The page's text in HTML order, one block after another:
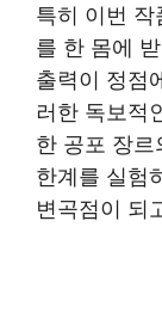
특히 이번 작
를 한 몸에
출력이 정점
러한 독보적
한 공포 장르
한계를 실험
변곡점이 되